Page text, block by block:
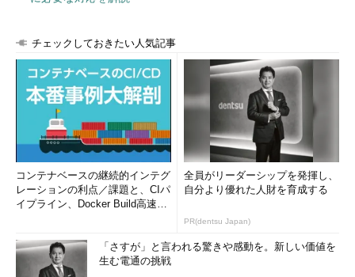
ネットワークインタフェースのメトリックを確認する
現在使用しているインタフェースのメトリック値を確認するに
は、コマンドラインから「netstat -r」を実行して、IPのルーテ
ィングテーブルを表示すればよい。
●Windows 2000のメトリック
Windows 2000で「netstat -r
」を実行すると、以下のようにな
る。一番右端に表示されているのがメトリック値である。
C:\>netstat -r
チェックしておきたい人気記事
コンテナベースの継続的インテグ
レーションの利点／課題と、CIパ
イプライン、Docker Build高速化
全員がリーダーシップを発揮し、
自分より優れた人財を育成する
PR(dentsu Japan)
「さすが」と言われる驚きや感動を。新しい価値を
生む電通の挑戦